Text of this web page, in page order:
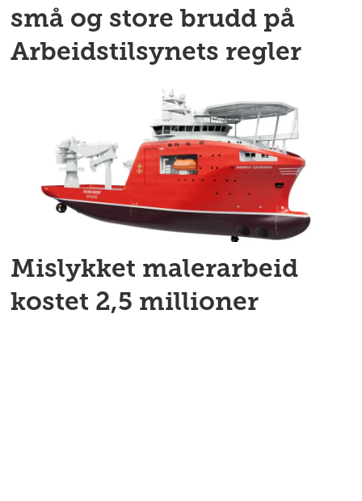
små og store brudd på
Arbeidstilsynets regler
Mislykket malerarbeid
kostet 2,5 millioner